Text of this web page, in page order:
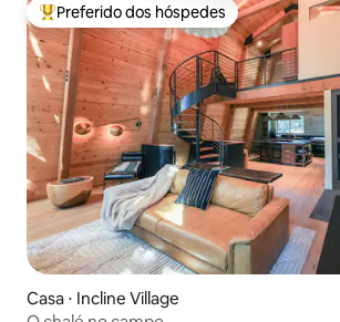
Entre os melhores preferidos dos hóspedes
Preferido dos hóspedes
Casa ⋅ Incline Village